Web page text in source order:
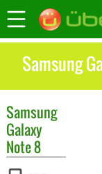
Samsung
Samsung
Galaxy
Note 8